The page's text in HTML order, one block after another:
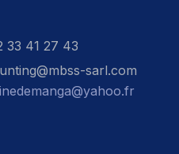
33 41 27 43
sarl.com